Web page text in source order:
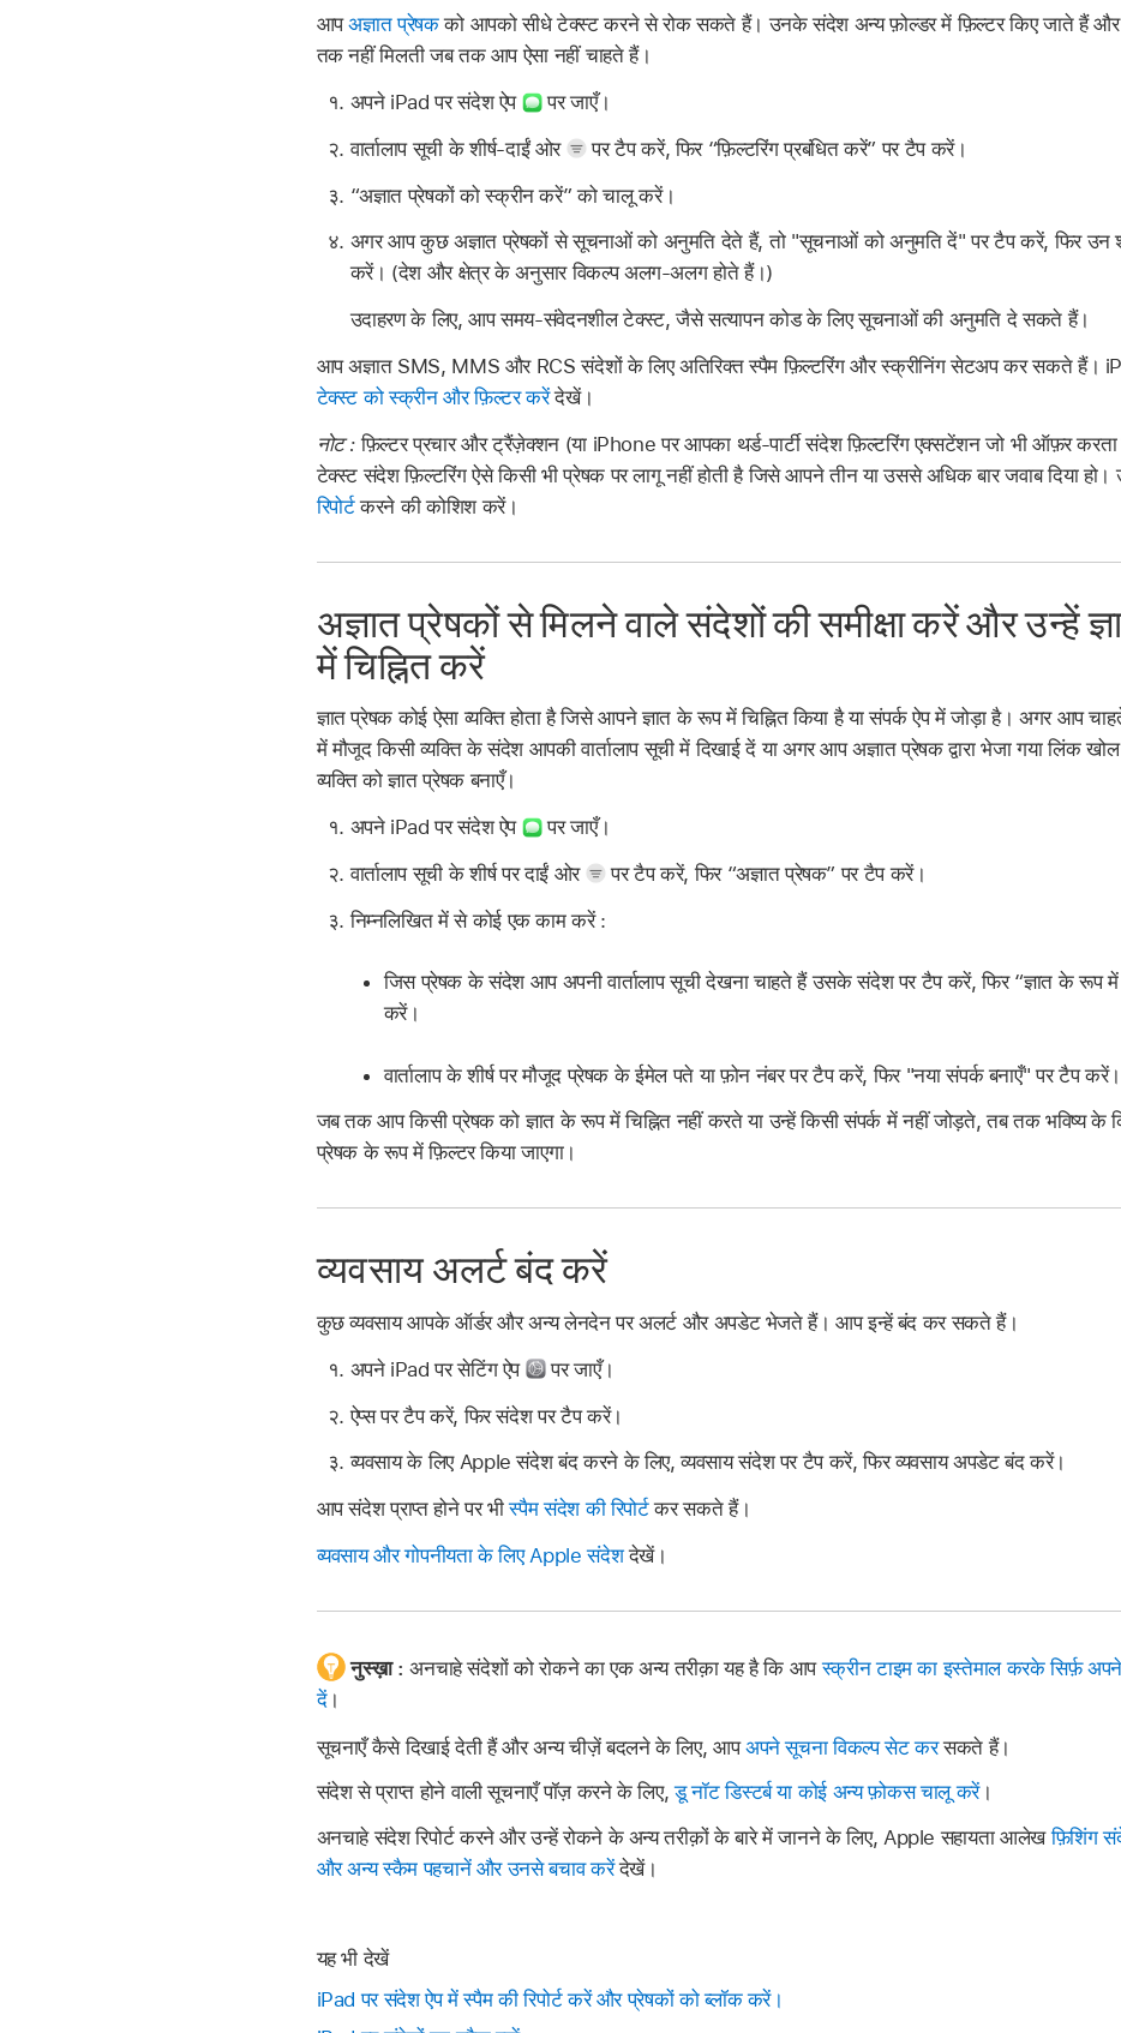
आपअज्ञात प्रेषकको आपको सीधे टेक्स्ट करने से रोक सकते हैं। उनके संदेश अन्य फ़ोल्डर में फ़िल्टर किए जाते हैं
तक नहीं मिलती जब तक आप ऐसा नहीं चाहते हैं।
अपने iPad पर संदेश ऐप
पर जाएँ।
वार्तालाप सूची के शीर्ष-दाईं ओर
पर टैप करें, फिर “फ़िल्टरिंग प्रबंधित करें” पर टैप करें।
“अज्ञात प्रेषकों को स्क्रीन करें” को चालू करें।
अगर आप कुछ अज्ञात प्रेषकों से सूचनाओं को अनुमति देते हैं, तो "सूचनाओं को अनुमति दें" पर टैप करें, फिर उन
करें। (देश और क्षेत्र के अनुसार विकल्प अलग-अलग होते हैं।)
उदाहरण के लिए, आप समय-संवेदनशील टेक्स्ट, जैसे सत्यापन कोड के लिए सूचनाओं की अनुमति दे सकते हैं।
आप अज्ञात SMS, MMS और RCS संदेशों के लिए अतिरिक्त स्पैम फ़िल्टरिंग और स्क्रीनिंग सेटअप कर सकते हैं।
टेक्स्ट को स्क्रीन और फ़िल्टर करेंदेखें।
नोट :फ़िल्टर प्रचार और ट्रैंज़ेक्शन (या iPhone पर आपका थर्ड-पार्टी संदेश फ़िल्टरिंग एक्सटेंशन जो भी ऑफ़र करता
टेक्स्ट संदेश फ़िल्टरिंग ऐसे किसी भी प्रेषक पर लागू नहीं होती है जिसे आपने तीन या उससे अधिक बार जवाब दिया
रिपोर्टकरने की कोशिश करें।
अज्ञात प्रेषकों से मिलने वाले संदेशों की समीक्षा करें और उन्हें
में चिह्नित करें
ज्ञात प्रेषक कोई ऐसा व्यक्ति होता है जिसे आपने ज्ञात के रूप में चिह्नित किया है या संपर्क ऐप में जोड़ा है। अगर आप
में मौजूद किसी व्यक्ति के संदेश आपकी वार्तालाप सूची में दिखाई दें या अगर आप अज्ञात प्रेषक द्वारा भेजा गया लिंक
व्यक्ति को ज्ञात प्रेषक बनाएँ।
अपने iPad पर संदेश ऐप
पर जाएँ।
वार्तालाप सूची के शीर्ष पर दाईं ओर
पर टैप करें, फिर “अज्ञात प्रेषक” पर टैप करें।
निम्नलिखित में से कोई एक काम करें :
जिस प्रेषक के संदेश आप अपनी वार्तालाप सूची देखना चाहते हैं उसके संदेश पर टैप करें, फिर “ज्ञात के रूप में
करें।
वार्तालाप के शीर्ष पर मौजूद प्रेषक के ईमेल पते या फ़ोन नंबर पर टैप करें, फिर "नया संपर्क बनाएँ" पर टैप करें।
जब तक आप किसी प्रेषक को ज्ञात के रूप में चिह्नित नहीं करते या उन्हें किसी संपर्क में नहीं जोड़ते, तब तक भविष्य के
प्रेषक के रूप में फ़िल्टर किया जाएगा।
व्यवसाय अलर्ट बंद करें
कुछ व्यवसाय आपके ऑर्डर और अन्य लेनदेन पर अलर्ट और अपडेट भेजते हैं। आप इन्हें बंद कर सकते हैं।
अपने iPad पर सेटिंग ऐप
पर जाएँ।
ऐप्स पर टैप करें, फिर संदेश पर टैप करें।
व्यवसाय के लिए Apple संदेश बंद करने के लिए, व्यवसाय संदेश पर टैप करें, फिर व्यवसाय अपडेट बंद करें।
आप संदेश प्राप्त होने पर भीस्पैम संदेश की रिपोर्टकर सकते हैं।
व्यवसाय और गोपनीयता के लिए Apple संदेशदेखें।
नुस्ख़ा :अनचाहे संदेशों को रोकने का एक अन्य तरीक़ा यह है कि आपस्क्रीन टाइम का इस्तेमाल करके सिर्फ़
दें।
सूचनाएँ कैसे दिखाई देती हैं और अन्य चीज़ें बदलने के लिए, आपअपने सूचना विकल्प सेट करसकते हैं।
संदेश से प्राप्त होने वाली सूचनाएँ पॉज़ करने के लिए,डू नॉट डिस्टर्ब या कोई अन्य फ़ोकस चालू करें।
अनचाहे संदेश रिपोर्ट करने और उन्हें रोकने के अन्य तरीक़ों के बारे में जानने के लिए, Apple सहायता आलेखफ़िशिंग
और अन्य स्कैम पहचानें और उनसे बचाव करेंदेखें।
यह भी देखें
iPad पर संदेश ऐप में स्पैम की रिपोर्ट करें और प्रेषकों को ब्लॉक करें।